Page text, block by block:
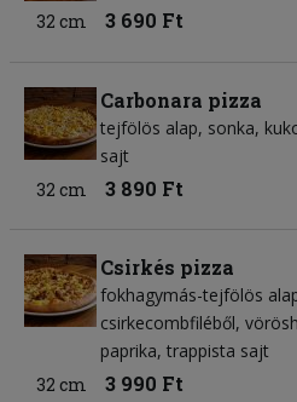
32 cm 3 690 Ft
Carbonara pizza
tejfölös alap sonka
sajt
32 cm
3 890 Ft
Csirkés pizza
fokhagymás-tejfölös
csirkecombfiléből
paprika trappista sajt
32 cm
3 990 Ft